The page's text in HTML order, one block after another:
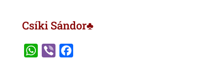
Csíki Sándor♣